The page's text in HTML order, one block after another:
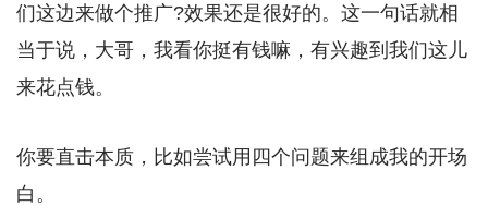
们这边来做个推广?效果还是很好的。这一句话就相
当于说，大哥，我看你挺有钱嘛，有兴趣到我们这儿
来花点钱。
你要直击本质，比如尝试用四个问题来组成我的开场
白。